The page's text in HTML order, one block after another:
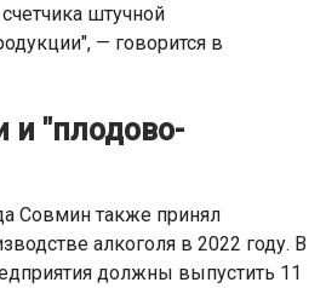
штучной
— говорится в
и "плодово-
Совмин также принял
алкоголя в 2022 году. В
должны выпустить 11